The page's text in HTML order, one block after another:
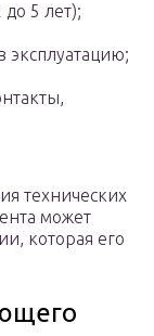
до 5 лет);
эксплуатацию;
технических
может
которая его